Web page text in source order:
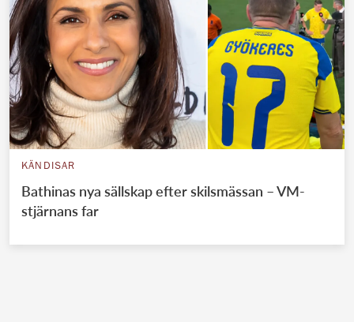
KÄNDISAR
Bathinas nya sällskap efter skilsmässan – VM-
stjärnans far